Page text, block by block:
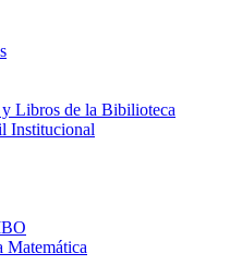
Libros de la Bibilioteca
Institucional
Matemática